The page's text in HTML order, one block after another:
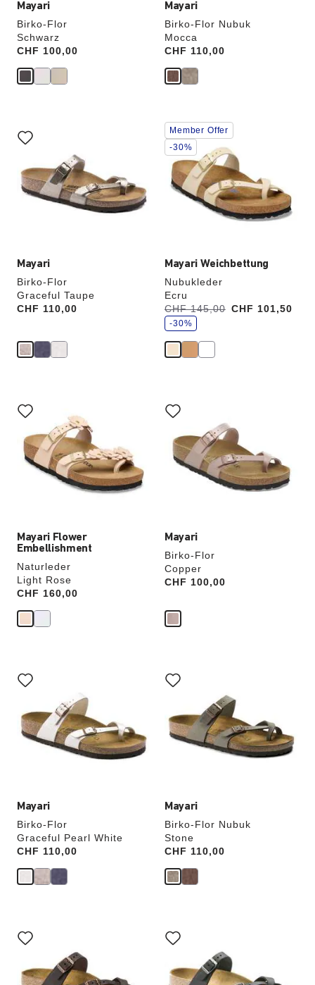
Mayari
Birko-Flor
Schwarz
Price:
CHF 100,00
Mayari
Birko-Flor Nubuk
Mocca
Price:
CHF 110,00
Mayari
Birko-Flor
Graceful Taupe
Price:
CHF 110,00
Anklicken
der
werden
die
Produktbilder
Mayari Weichbettung
Nubukleder
Ecru
Vorher:
CHF 145,00
Jetzt CHF 101,50
S
p
a
r
e
-30%
Durch
Anklicken
der
Farben
werden
die
Produktbilder
aktualisiert.
Member Offer
-30%
Mayari Flower
Embellishment
Naturleder
Light Rose
Price:
CHF 160,00
Anklicken
der
Farben
werden
die
Produktbilder
aktualisiert.
Mayari
Birko-Flor
Copper
Price:
CHF 100,00
Anklicken
der
Farben
werden
die
Produktbilder
aktualisiert.
Mayari
Birko-Flor
Graceful Pearl White
Price:
CHF 110,00
Anklicken
der
werden
die
Produktbilder
aktualisiert.
Mayari
Birko-Flor Nubuk
Stone
Price:
CHF 110,00
Anklicken
der
werden
die
Produktbilder
aktualisiert.
Anklicken
der
werden
Anklicken
der
werden